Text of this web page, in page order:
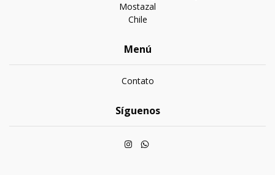
Mostazal
Chile
Menú
Contato
Síguenos